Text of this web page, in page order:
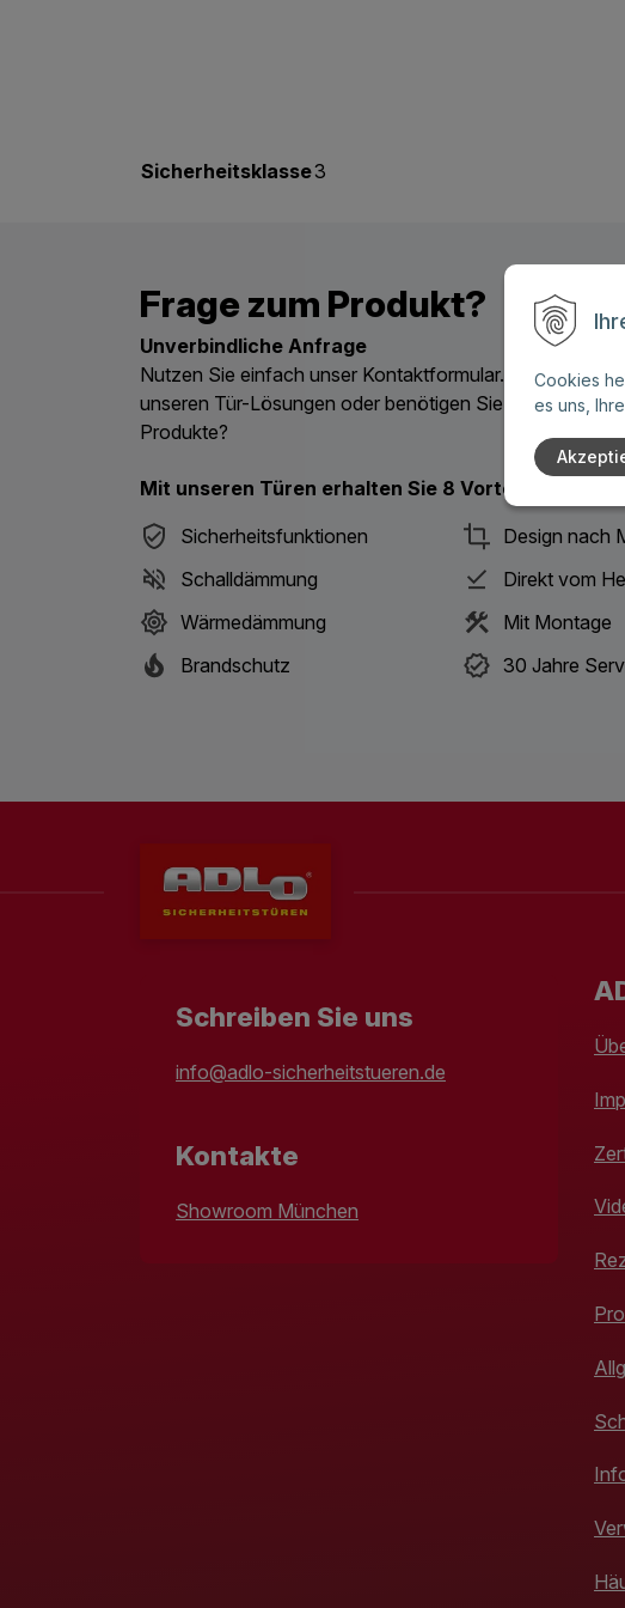
Cookies
es uns,
Sicherheitsklasse3
Frage zum Produkt?
Unverbindliche Anfrage
Nutzen Sie einfach unser Kontaktformular. Haben Sie
unseren Tür-Lösungen oder benötigen Sie ein Angebot
Produkte?
Mit unseren Türen erhalten Sie 8 Vorteile:
Sicherheitsfunktionen
Design nach
Schalldämmung
Direkt vom
Wärmedämmung
Mit Montage
Brandschutz
30 Jahre
Schreiben Sie uns
info@adlo-sicherheitstueren.de
Kontakte
Showroom München